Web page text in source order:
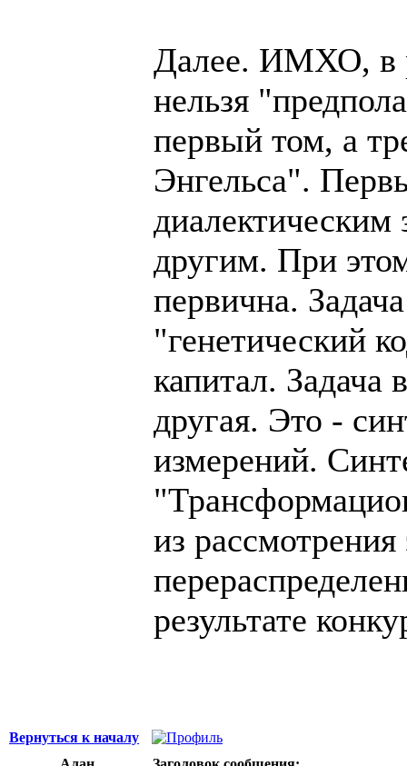
Далее. ИМХО, в
нельзя
первый том, а
Энгельса".
диалектическим
другим. При
первична.
"генетический
капитал. Задача
другая. Это -
измерений.
из рассмотрения
результате
Вернуться к началу